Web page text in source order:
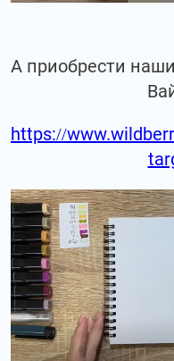
А приобрести
https://